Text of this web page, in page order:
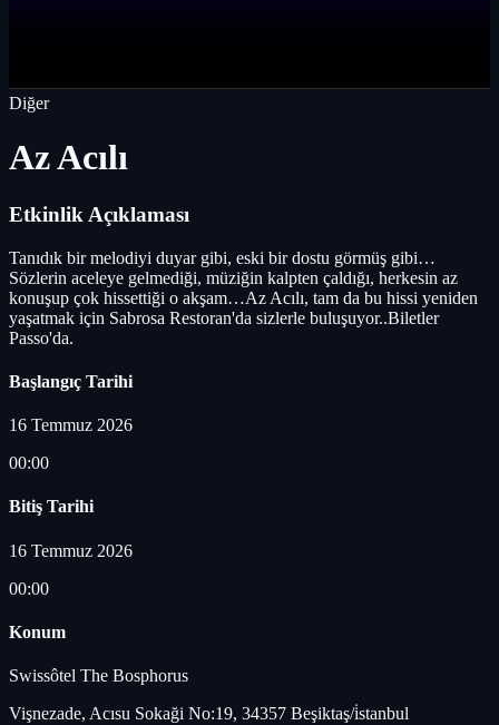
Diğer
Az Acılı
Etkinlik Açıklaması
Tanıdık bir melodiyi duyar gibi, eski bir dostu görmüş gibi…
Sözlerin aceleye gelmediği, müziğin kalpten çaldığı, herkesin az
konuşup çok hissettiği o akşam…Az Acılı, tam da bu hissi yeniden
yaşatmak için Sabrosa Restoran'da sizlerle buluşuyor..Biletler
Passo'da.
Başlangıç Tarihi
16 Temmuz 2026
00:00
Bitiş Tarihi
16 Temmuz 2026
00:00
Konum
Swissôtel The Bosphorus
Vişnezade, Acısu Sokaği No:19, 34357 Beşiktaş/i̇stanbul